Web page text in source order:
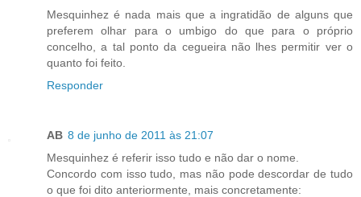
Mesquinhez é nada mais que a ingratidão de alguns que
preferem olhar para o umbigo do que para o próprio
concelho, a tal ponto da cegueira não lhes permitir ver o
quanto foi feito.
Responder
AB 8 de junho de 2011 às 21:07
Mesquinhez é referir isso tudo e não dar o nome.
Concordo com isso tudo, mas não pode descordar de tudo
o que foi dito anteriormente, mais concretamente: